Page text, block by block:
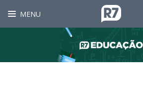
MENU